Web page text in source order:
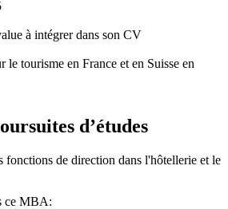
à intégrer dans son CV
tourisme en France et en Suisse en
d’études
fonctions de direction dans l'hôtellerie et le
ce MBA: